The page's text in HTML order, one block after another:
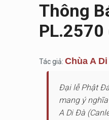
Thông
Tác giả: Chùa A
Đại lễ Phật
mang ý
A Di Đà